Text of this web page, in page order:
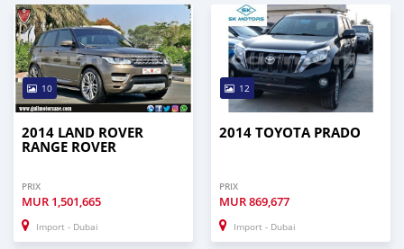
10
2014 LAND ROVER
RANGE ROVER
PRIX
MUR 1,501,665
Import - Dubai
12
2014 TOYOTA PRADO
PRIX
MUR869,677
Import - Dubai